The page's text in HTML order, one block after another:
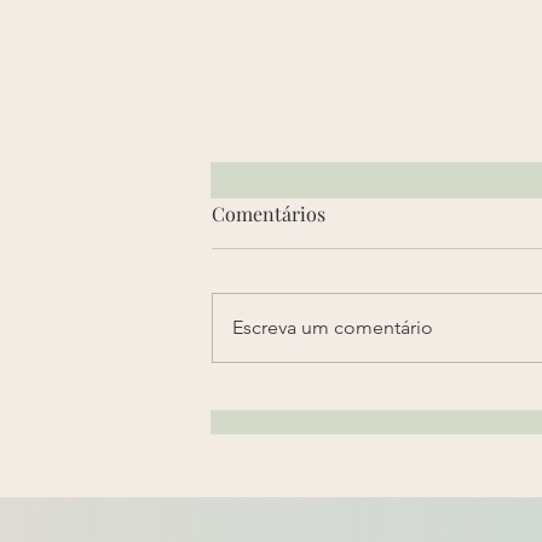
criança no Brasil?
Comentários
Escreva um comentário